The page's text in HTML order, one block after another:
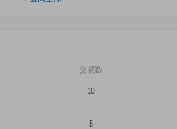
交易数
10
5